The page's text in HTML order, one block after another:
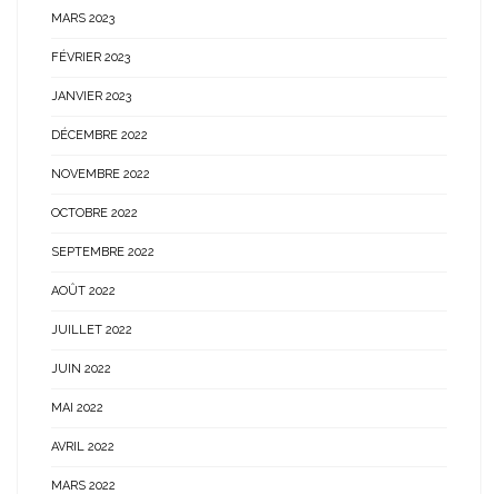
MARS 2023
FÉVRIER 2023
JANVIER 2023
DÉCEMBRE 2022
NOVEMBRE 2022
OCTOBRE 2022
SEPTEMBRE 2022
AOÛT 2022
JUILLET 2022
JUIN 2022
MAI 2022
AVRIL 2022
MARS 2022